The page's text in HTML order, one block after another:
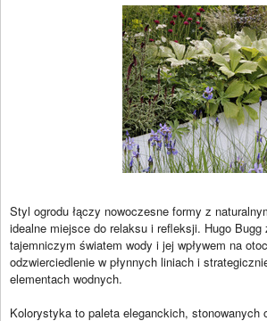
Styl ogrodu łączy nowoczesne formy z
idealne miejsce do relaksu i refleksji. Hugo Bugg
tajemniczym światem wody i jej wpływem na
odzwierciedlenie w płynnych liniach i
elementach wodnych.
Kolorystyka to paleta eleganckich, stonowanych